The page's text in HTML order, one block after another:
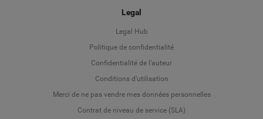
Legal
Legal Hub
Politique de confidentialité
Confidentialité de l’auteur
Conditions d’utilisation
Merci de ne pas vendre mes données personnelles
Contrat de niveau de service (SLA)
English